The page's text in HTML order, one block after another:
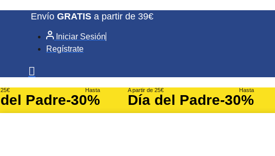
Envío GRATIS a partir de 39€
Iniciar Sesión
Regístrate
Padre
Hasta
-30%
A partir de 25€
Día del Padre
Hasta
-30%